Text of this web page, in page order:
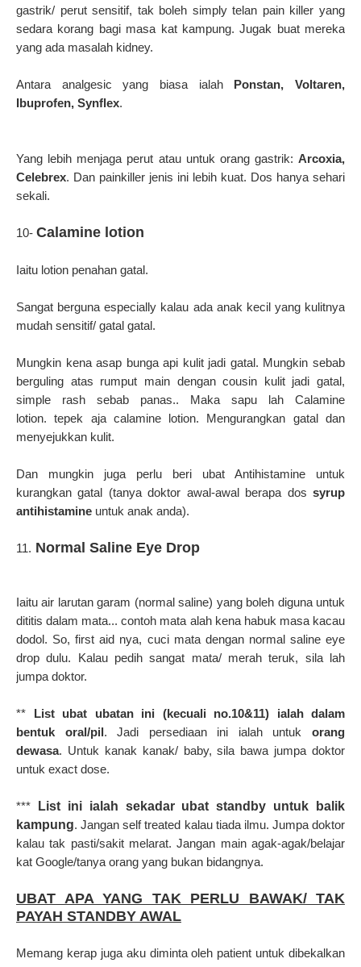
gastrik/ perut sensitif, tak boleh simply telan pain killer yang
sedara korang bagi masa kat kampung. Jugak buat mereka
yang ada masalah kidney.
Antara analgesic yang biasa ialah Ponstan, Voltaren,
Ibuprofen, Synflex.
Yang lebih menjaga perut atau untuk orang gastrik: Arcoxia,
Celebrex. Dan painkiller jenis ini lebih kuat. Dos hanya sehari
sekali.
10- Calamine lotion
Iaitu lotion penahan gatal.
Sangat berguna especially kalau ada anak kecil yang kulitnya
mudah sensitif/ gatal gatal.
Mungkin kena asap bunga api kulit jadi gatal. Mungkin sebab
berguling atas rumput main dengan cousin kulit jadi gatal,
simple rash sebab panas.. Maka sapu lah Calamine
lotion.tepek aja calamine lotion. Mengurangkan gatal dan
menyejukkan kulit.
Dan mungkin juga perlu beri ubat Antihistamine untuk
kurangkan gatal (tanya doktor awal-awal berapa dos syrup
antihistamine untuk anak anda).
11. Normal Saline Eye Drop
Iaitu air larutan garam (normal saline) yang boleh diguna untuk
dititis dalam mata... contoh mata alah kena habuk masa kacau
dodol. So, first aid nya, cuci mata dengan normal saline eye
drop dulu. Kalau pedih sangat mata/ merah teruk, sila lah
jumpa doktor.
** List ubat ubatan ini (kecuali no.10&11) ialah dalam
bentuk oral/pil. Jadi persediaan ini ialah untuk orang
dewasa. Untuk kanak kanak/ baby, sila bawa jumpa doktor
untuk exact dose.
***
List ini ialah sekadar ubat standby untuk balik
kampung. Jangan self treated kalau tiada ilmu. Jumpa doktor
kalau tak pasti/sakit melarat. Jangan main agak-agak/belajar
kat Google/tanya orang yang bukan bidangnya.
UBAT APA YANG TAK PERLU BAWAK/ TAK
PAYAH STANDBY AWAL
Memang kerap juga aku diminta oleh patient untuk dibekalkan